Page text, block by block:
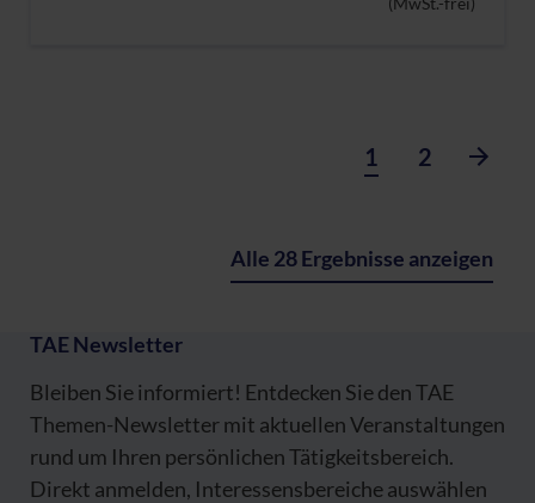
1 2
Alle 28 Ergebnisse anzeigen
TAE Newsletter
Bleiben Sie informiert! Entdecken Sie den TAE
Themen-Newsletter mit aktuellen Veranstaltungen
rund um Ihren persönlichen Tätigkeitsbereich.
Direkt anmelden, Interessensbereiche auswählen